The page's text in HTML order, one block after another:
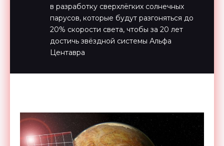
в разработку сверхлёгких солнечных
парусов, которые будут разгоняться до
20% скорости света, чтобы за 20 лет
достичь звёздной системы Альфа
Центавра